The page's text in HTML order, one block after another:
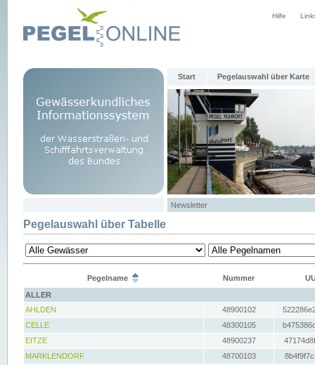
Hilfe
Start Pegelauswahl über Karte
Newsletter
Pegelauswahl über Tabelle
Pegelname Nummer
ALLER
AHLDEN
48900102
CELLE
48300105
EITZE
48900237
MARKLENDORF
48700103